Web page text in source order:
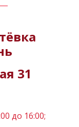
31
до 16:00;